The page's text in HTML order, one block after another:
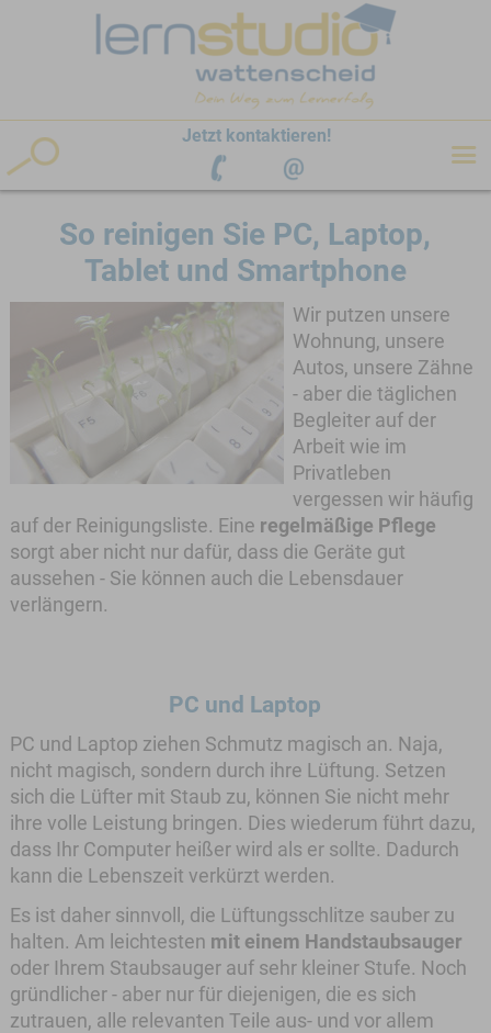
Jetzt kontaktieren!
So reinigen Sie PC, Laptop,
Tablet und Smartphone
Wir putzen unsere
Wohnung, unsere
Autos, unsere Zähne
- aber die täglichen
Begleiter auf der
Arbeit wie im
Privatleben
vergessen wir häufig
auf der Reinigungsliste. Eine regelmäßige Pflege
sorgt aber nicht nur dafür, dass die Geräte gut
aussehen - Sie können auch die Lebensdauer
verlängern.
PC und Laptop
PC und Laptop ziehen Schmutz magisch an. Naja,
nicht magisch, sondern durch ihre Lüftung. Setzen
sich die Lüfter mit Staub zu, können Sie nicht mehr
ihre volle Leistung bringen. Dies wiederum führt dazu,
dass Ihr Computer heißer wird als er sollte. Dadurch
kann die Lebenszeit verkürzt werden.
Es ist daher sinnvoll, die Lüftungsschlitze sauber zu
halten. Am leichtesten mit einem Handstaubsauger
oder Ihrem Staubsauger auf sehr kleiner Stufe. Noch
gründlicher - aber nur für diejenigen, die es sich
zutrauen, alle relevanten Teile aus- und vor allem